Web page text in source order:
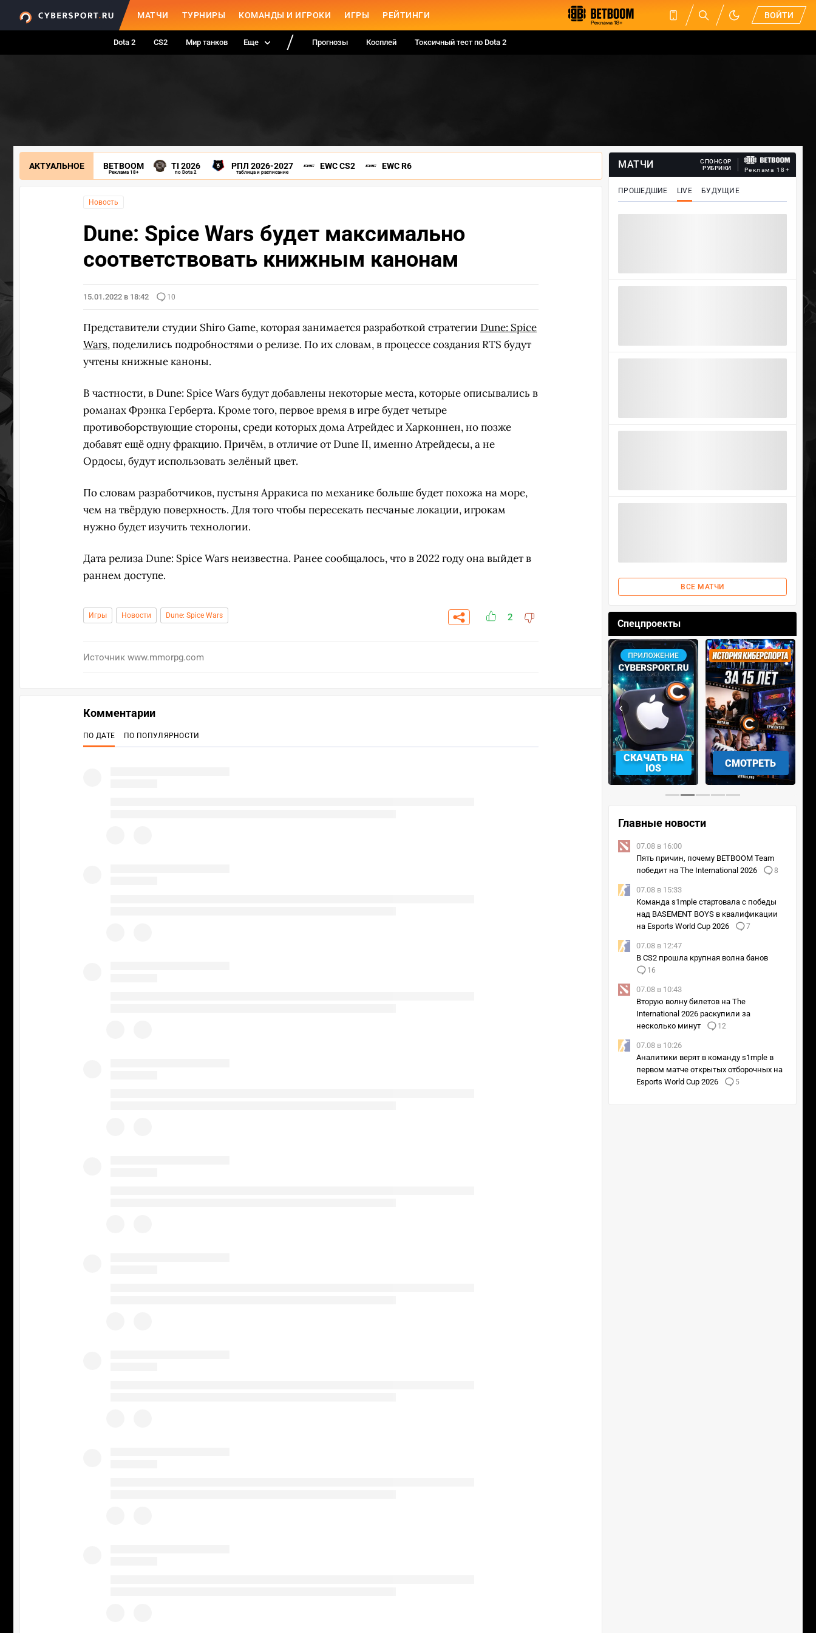
МАТЧИ ТУРНИРЫ КОМАНДЫ И ИГРОКИ ИГРЫ РЕЙТИНГИ ВОЙТИ
Dota 2 CS2 Мир танков Еще Прогнозы Косплей Токсичный тест по Dota 2
АКТУАЛЬНОЕ BETBOOM
Реклама 18+
TI 2026
по Dota 2
РПЛ 2026-2027
таблица и расписание
EWC CS2 EWC R6
Новость
Dune: Spice Wars будет максимально
соответствовать книжным канонам
15.01.2022 в 18:42 10
Представители студии Shiro Game, которая занимается разработкой стратегии Dune: Spice
Wars, поделились подробностями о релизе. По их словам, в процессе создания RTS будут
учтены книжные каноны.
В частности, в Dune: Spice Wars будут добавлены некоторые места, которые описывались в
романах Фрэнка Герберта. Кроме того, первое время в игре будет четыре
противоборствующие стороны, среди которых дома Атрейдес и Харконнен, но позже
добавят ещё одну фракцию. Причём, в отличие от Dune II, именно Атрейдесы, а не
Ордосы, будут использовать зелёный цвет.
По словам разработчиков, пустыня Арракиса по механике больше будет похожа на море,
чем на твёрдую поверхность. Для того чтобы пересекать песчаные локации, игрокам
нужно будет изучить технологии.
Дата релиза Dune: Spice Wars неизвестна. Ранее сообщалось, что в 2022 году она выйдет в
раннем доступе.
Игры Новости Dune: Spice Wars 2
Источник www.mmorpg.com
МАТЧИ
СПОНСОР
РУБРИКИ
Реклама 18+
ПРОШЕДШИЕ LIVE БУДУЩИЕ
ВСЕ МАТЧИ
Спецпроекты
СМОТРЕТЬ УЧАСТВОВАТЬ
‹ ›
Главные новости
07.08 в 16:00
Пять причин, почему BETBOOM Team
победит на The International 2026
8
07.08 в 15:33
Команда s1mple стартовала с победы
над BASEMENT BOYS в квалификации
на Esports World Cup 2026
7
07.08 в 12:47
В CS2 прошла крупная волна банов
16
07.08 в 10:43
Вторую волну билетов на The
International 2026 раскупили за
несколько минут
12
07.08 в 10:26
Аналитики верят в команду s1mple в
первом матче открытых отборочных на
Esports World Cup 2026
5
Комментарии
ПО ДАТЕ ПО ПОПУЛЯРНОСТИ